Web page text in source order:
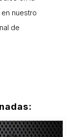
nuestro
de